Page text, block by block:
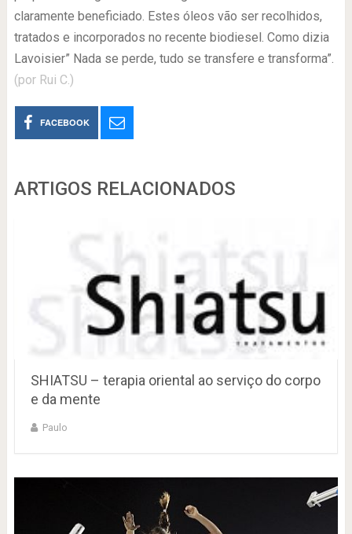
claramente beneficiado. Estes óleos vão ser recolhidos,
tratados e incorporados no recente biodiesel. Como dizia
Lavoisier” Nada se perde, tudo se transfere e transforma”.
(por Rui C.)
FACEBOOK
ARTIGOS RELACIONADOS
SHIATSU – terapia oriental ao serviço do corpo
e da mente
Paulo